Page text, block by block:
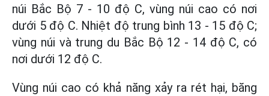
núi Bắc Bộ 7 - 10 độ C, vùng núi cao có nơi
dưới 5 độ C. Nhiệt độ trung bình 13 - 15 độ C;
vùng núi và trung du Bắc Bộ 12 - 14 độ C, có
nơi dưới 12 độ C.
Vùng núi cao có khả năng xảy ra rét hại, băng